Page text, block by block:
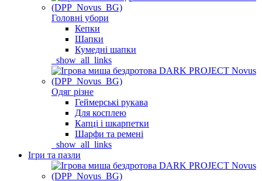
Головні убори
Кепки
Шапки
Кумедні шапки
_show_all_links
Одяг різне
Геймерські рукава
Для косплею
Капці і шкарпетки
Шарфи та ремені
_show_all_links
Ігри та пазли